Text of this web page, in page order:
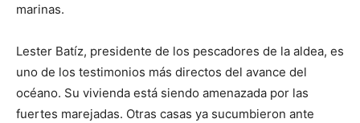
marinas.
Lester Batíz, presidente de los pescadores de la aldea, es
uno de los testimonios más directos del avance del
océano. Su vivienda está siendo amenazada por las
fuertes marejadas. Otras casas ya sucumbieron ante